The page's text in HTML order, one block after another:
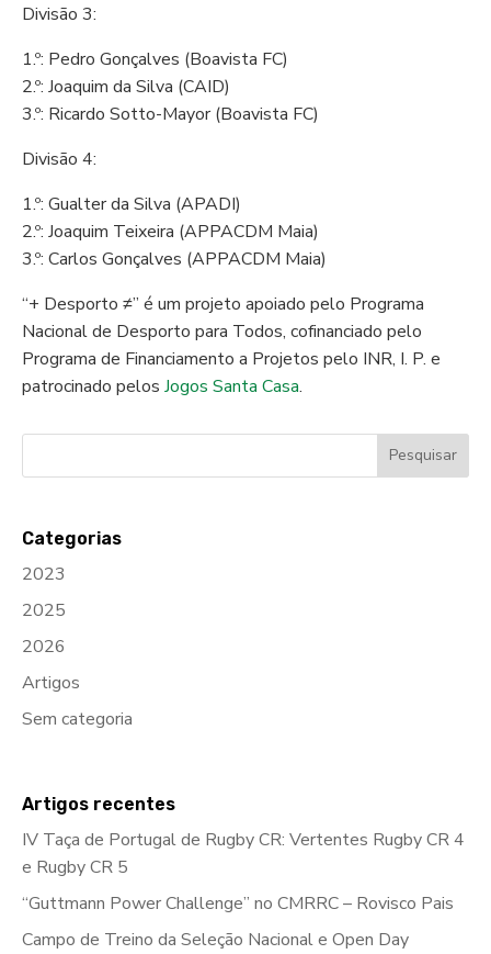
Divisão 3:
1.º: Pedro Gonçalves (Boavista FC)
2.º: Joaquim da Silva (CAID)
3.º: Ricardo Sotto-Mayor (Boavista FC)
Divisão 4:
1.º: Gualter da Silva (APADI)
2.º: Joaquim Teixeira (APPACDM Maia)
3.º: Carlos Gonçalves (APPACDM Maia)
“+ Desporto ≠” é um projeto apoiado pelo Programa
Nacional de Desporto para Todos, cofinanciado pelo
Programa de Financiamento a Projetos pelo INR, I. P. e
patrocinado pelos Jogos Santa Casa.
Categorias
2023
2025
2026
Artigos
Sem categoria
Artigos recentes
IV Taça de Portugal de Rugby CR: Vertentes Rugby CR 4
e Rugby CR 5
“Guttmann Power Challenge” no CMRRC – Rovisco Pais
Campo de Treino da Seleção Nacional e Open Day